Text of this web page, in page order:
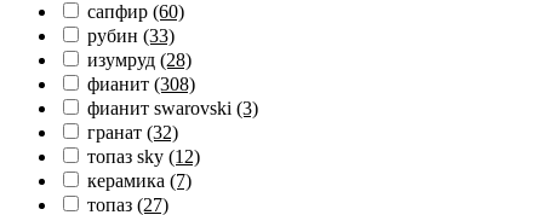
сапфир (60)
рубин (33)
изумруд (28)
фианит (308)
фианит swarovski (3)
гранат (32)
топаз sky (12)
керамика (7)
топаз (27)